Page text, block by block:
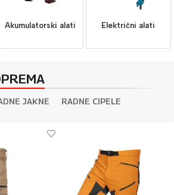
Akumulatorski alati Električni alati
JAKNE RADNE CIPELE